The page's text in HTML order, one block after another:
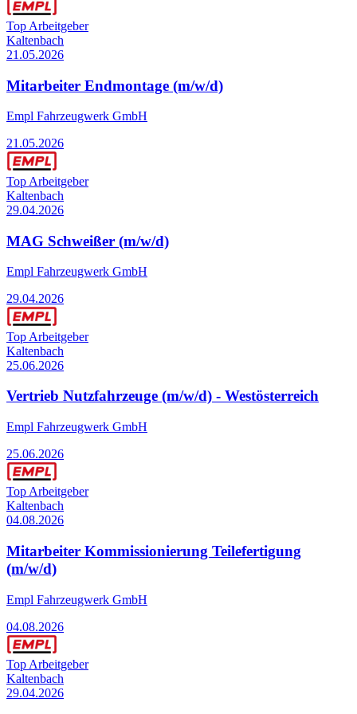
Top Arbeitgeber
Kaltenbach
21.05.2026
Mitarbeiter Endmontage (m/w/d)
Empl Fahrzeugwerk GmbH
21.05.2026
Top Arbeitgeber
Kaltenbach
29.04.2026
MAG Schweißer (m/w/d)
Empl Fahrzeugwerk GmbH
29.04.2026
Top Arbeitgeber
Kaltenbach
25.06.2026
Vertrieb Nutzfahrzeuge (m/w/d) - Westösterreich
Empl Fahrzeugwerk GmbH
25.06.2026
Top Arbeitgeber
Kaltenbach
04.08.2026
Mitarbeiter Kommissionierung Teilefertigung
(m/w/d)
Empl Fahrzeugwerk GmbH
04.08.2026
Top Arbeitgeber
Kaltenbach
29.04.2026